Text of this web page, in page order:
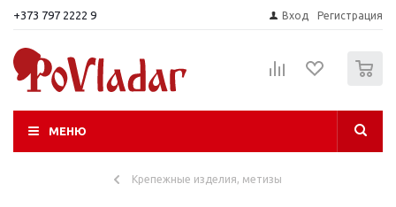
+373 797 2222 9 Вход Регистрация
МЕНЮ
Крепежные изделия, метизы